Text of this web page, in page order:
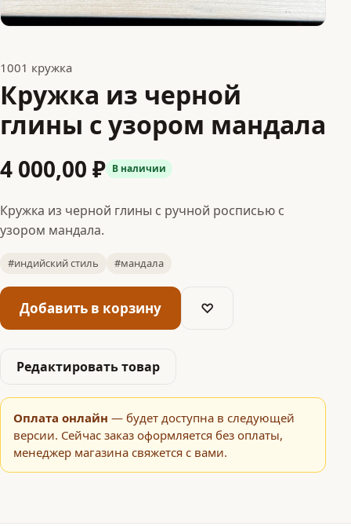
1001 кружка
Кружка из черной
глины с узором мандала
4 000,00 ₽ В наличии
Кружка из черной глины с ручной росписью с
узором мандала.
#индийский стиль #мандала
Добавить в корзину ♡
Редактировать товар
Оплата онлайн — будет доступна в следующей
версии. Сейчас заказ оформляется без оплаты,
менеджер магазина свяжется с вами.